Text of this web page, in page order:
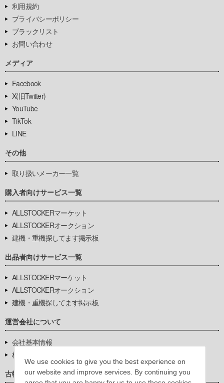
We use cookies to give you the best experience on
our website and improve services. By continuing you
利用規約
プライバシーポリシー
ブラックリスト
お問い合わせ
メディア
Facebook
X(旧Twitter)
YouTube
TikTok
LINE
その他
取り扱いメーカー一覧
購入者向けサービス一覧
ALLSTOCKERマーケット
ALLSTOCKERオークション
建機・重機探してます掲示板
出品者向けサービス一覧
ALLSTOCKERマーケット
ALLSTOCKERオークション
建機・重機探してます掲示板
運営会社について
会社基本情報
株式会社豊環境開発
古物営業法に基づく表示